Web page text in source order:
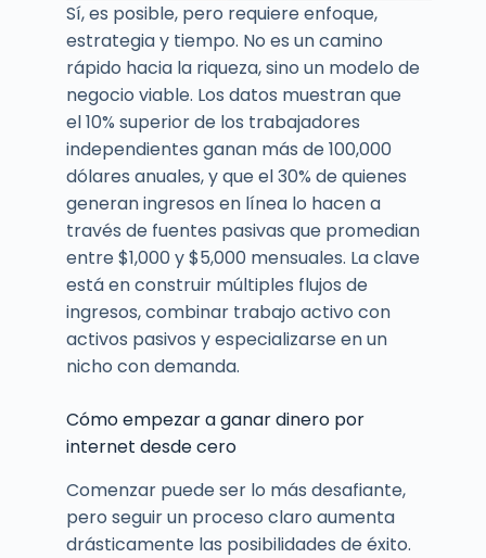
Sí, es posible, pero requiere enfoque,
estrategia y tiempo. No es un camino
rápido hacia la riqueza, sino un modelo de
negocio viable. Los datos muestran que
el 10% superior de los trabajadores
independientes ganan más de 100,000
dólares anuales, y que el 30% de quienes
generan ingresos en línea lo hacen a
través de fuentes pasivas que promedian
entre $1,000 y $5,000 mensuales. La clave
está en construir múltiples flujos de
ingresos, combinar trabajo activo con
activos pasivos y especializarse en un
nicho con demanda.
Cómo empezar a ganar dinero por
internet desde cero
Comenzar puede ser lo más desafiante,
pero seguir un proceso claro aumenta
drásticamente las posibilidades de éxito.